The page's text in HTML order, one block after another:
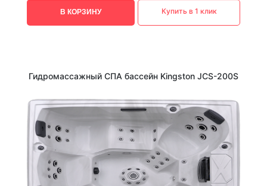
В КОРЗИНУ Купить в 1 клик
Гидромассажный СПА бассейн Kingston JCS-200S